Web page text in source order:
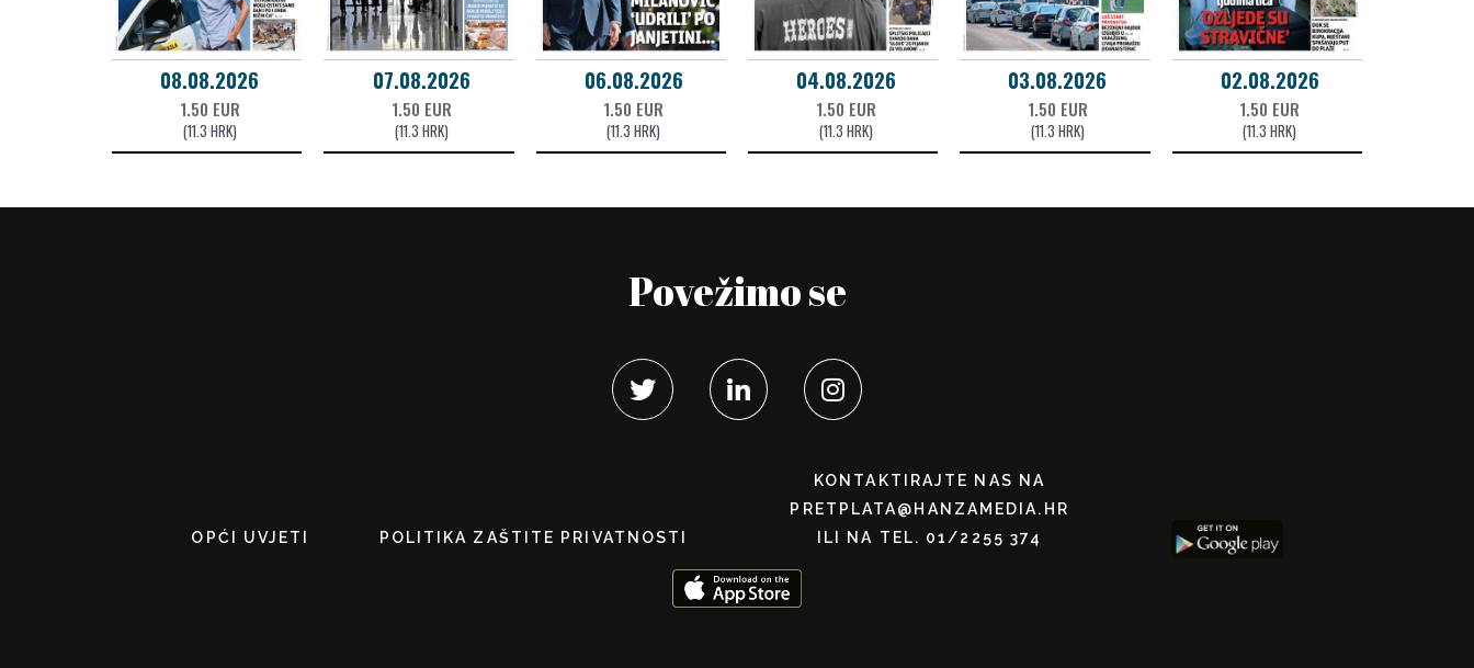
08.08.2026
1.50 EUR
(11.3 HRK)
07.08.2026
1.50 EUR
(11.3 HRK)
06.08.2026
1.50 EUR
(11.3 HRK)
04.08.2026
1.50 EUR
(11.3 HRK)
03.08.2026
1.50 EUR
(11.3 HRK)
02.08.2026
1.50 EUR
(11.3 HRK)
Povežimo se
OPĆI UVJETI POLITIKA ZAŠTITE PRIVATNOSTI
KONTAKTIRAJTE NAS NA
PRETPLATA@HANZAMEDIA.HR
ILI NA TEL. 01/2255 374